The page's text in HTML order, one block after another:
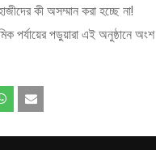
কী অসম্মান করা হচ্ছে না!
পর্যায়ের পড়ুয়ারা এই অনুষ্ঠানে অংশ